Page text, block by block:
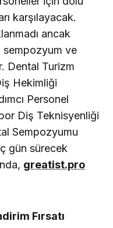
Fırsatı
katılmak isteyen
avantajlı
yüzde 50 indirimle
bu pakette, bir
bir kurs katılım
kendisi için
fırsatı
Grubu e-dergi
almak için